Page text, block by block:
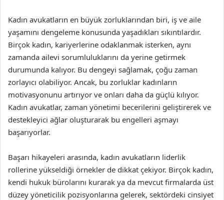
Kadın avukatların en büyük zorluklarından biri, iş ve aile
yaşamını dengeleme konusunda yaşadıkları sıkıntılardır.
Birçok kadın, kariyerlerine odaklanmak isterken, aynı
zamanda ailevi sorumluluklarını da yerine getirmek
durumunda kalıyor. Bu dengeyi sağlamak, çoğu zaman
zorlayıcı olabiliyor. Ancak, bu zorluklar kadınların
motivasyonunu artırıyor ve onları daha da güçlü kılıyor.
Kadın avukatlar, zaman yönetimi becerilerini geliştirerek ve
destekleyici ağlar oluşturarak bu engelleri aşmayı
başarıyorlar.
Başarı hikayeleri arasında, kadın avukatların liderlik
rollerine yükseldiği örnekler de dikkat çekiyor. Birçok kadın,
kendi hukuk bürolarını kurarak ya da mevcut firmalarda üst
düzey yöneticilik pozisyonlarına gelerek, sektördeki cinsiyet